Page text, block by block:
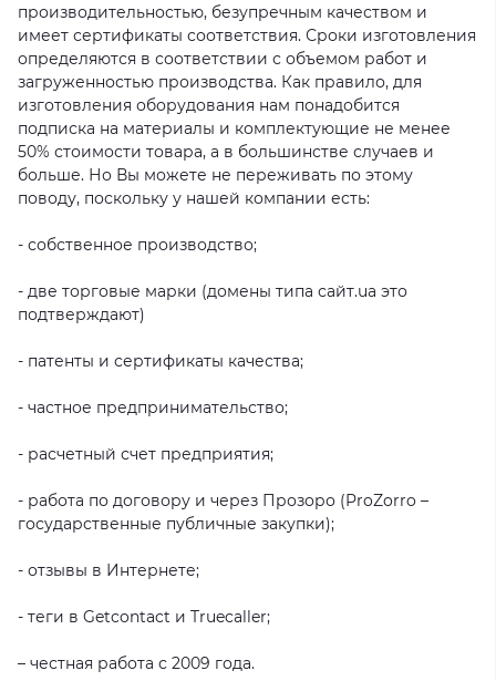
производительностью, безупречным качеством и
имеет сертификаты соответствия. Сроки изготовления
определяются в соответствии с объемом работ и
загруженностью производства. Как правило, для
изготовления оборудования нам понадобится
подписка на материалы и комплектующие не менее
50% стоимости товара, а в большинстве случаев и
больше. Но Вы можете не переживать по этому
поводу, поскольку у нашей компании есть:
- собственное производство;
- две торговые марки (домены типа сайт.ua это
подтверждают)
- патенты и сертификаты качества;
- частное предпринимательство;
- расчетный счет предприятия;
- работа по договору и через Прозоро (ProZorro –
государственные публичные закупки);
- отзывы в Интернете;
- теги в Getcontact и Truecaller;
– честная работа с 2009 года.